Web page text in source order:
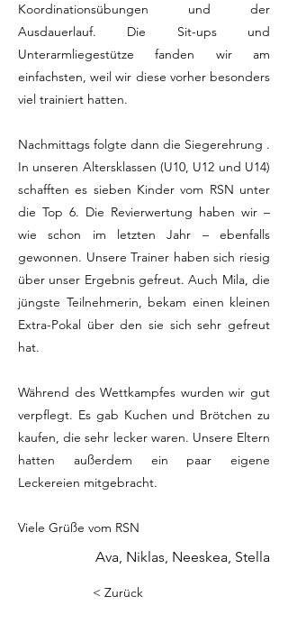
Koordinationsübungen und der
Ausdauerlauf. Die Sit-ups und
Unterarmliegestütze fanden wir am
einfachsten, weil wir diese vorher besonders
viel trainiert hatten.
Nachmittags folgte dann die Siegerehrung .
In unseren Altersklassen (U10, U12 und U14)
schafften es sieben Kinder vom RSN unter
die Top 6. Die Revierwertung haben wir –
wie schon im letzten Jahr – ebenfalls
gewonnen. Unsere Trainer haben sich riesig
über unser Ergebnis gefreut. Auch Mila, die
jüngste Teilnehmerin, bekam einen kleinen
Extra-Pokal über den sie sich sehr gefreut
hat.
Während des Wettkampfes wurden wir gut
verpflegt. Es gab Kuchen und Brötchen zu
kaufen, die sehr lecker waren. Unsere Eltern
hatten außerdem ein paar eigene
Leckereien mitgebracht.
Viele Grüße vom RSN
Ava, Niklas, Neeskea, Stella
< Zurück